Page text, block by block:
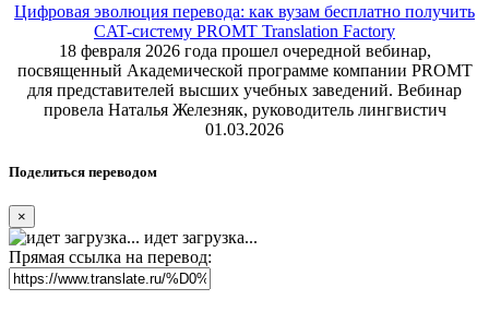
Цифровая эволюция перевода: как вузам бесплатно получить
CAT-систему PROMT Translation Factory
18 февраля 2026 года прошел очередной вебинар,
посвященный Академической программе компании PROMT
для представителей высших учебных заведений. Вебинар
провела Наталья Железняк, руководитель лингвистич
01.03.2026
Поделиться переводом
×
идет загрузка...
Прямая ссылка на перевод: